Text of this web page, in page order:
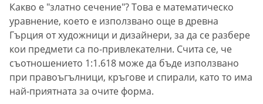
Какво е "златно сечение"? Това е математическо
уравнение, което е използвано още в древна
Гърция от художници и дизайнери, за да се разбере
кои предмети са по-привлекателни. Счита се, че
съотношението 1:1.618 може да бъде използвано
при правоъгълници, кръгове и спирали, като то има
най-приятната за очите форма.